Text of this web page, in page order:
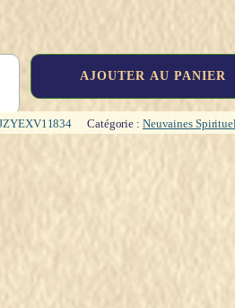
AJOUTER AU PANIER
Catégorie : Neuvaines